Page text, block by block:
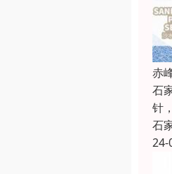
赤
石
针
石
24-